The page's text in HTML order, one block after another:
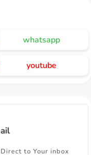
whatsapp
youtube
to Your inbox